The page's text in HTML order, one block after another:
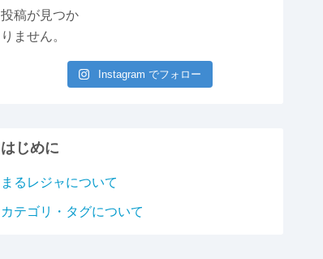
投稿が見つか
りません。
Instagram でフォロー
はじめに
まるレジャについて
カテゴリ・タグについて